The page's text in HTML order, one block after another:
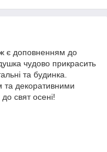
є доповненням до
чудово прикрасить
та будинка.
та декоративними
свят осені!